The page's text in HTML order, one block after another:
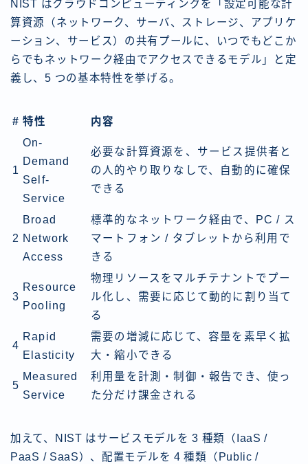
NIST はクラウドコンピューティングを「設定可能な計
算資源（ネットワーク、サーバ、ストレージ、アプリケ
ーション、サービス）の共有プールに、いつでもどこか
らでもネットワーク経由でアクセスできるモデル」と定
義し、5 つの基本特性を挙げる。
# 特性 内容
1
On-
Demand
Self-
Service
必要な計算資源を、サービス提供者と
の人的やり取りなしで、自動的に確保
できる
2
Broad
Network
Access
標準的なネットワーク経由で、PC / ス
マートフォン / タブレットから利用で
きる
3
Resource
Pooling
物理リソースをマルチテナントでプー
ル化し、需要に応じて動的に割り当て
る
4
Rapid
Elasticity
需要の増減に応じて、容量を素早く拡
大・縮小できる
5
Measured
Service
利用量を計測・制御・報告でき、使っ
た分だけ課金される
加えて、NIST はサービスモデルを 3 種類（IaaS /
PaaS / SaaS）、配置モデルを 4 種類（Public /